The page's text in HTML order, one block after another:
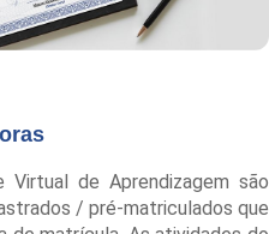
de Aprendizagem são
/ pré-matriculados que